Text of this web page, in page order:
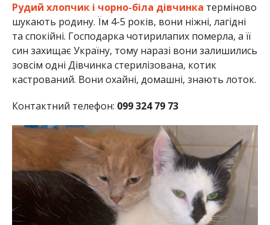
Рудий хлопчик і чорно-біла дівчинка терміново
шукають родину. Їм 4-5 років, вони ніжні, лагідні
та спокійні. Господарка чотирилапих померла, а її
син захищає Україну, тому наразі вони залишились
зовсім одні Дівчинка стерилізована, котик
кастрований. Вони охайні, домашні, знають лоток.
Контактний телефон: 099 324 79 73